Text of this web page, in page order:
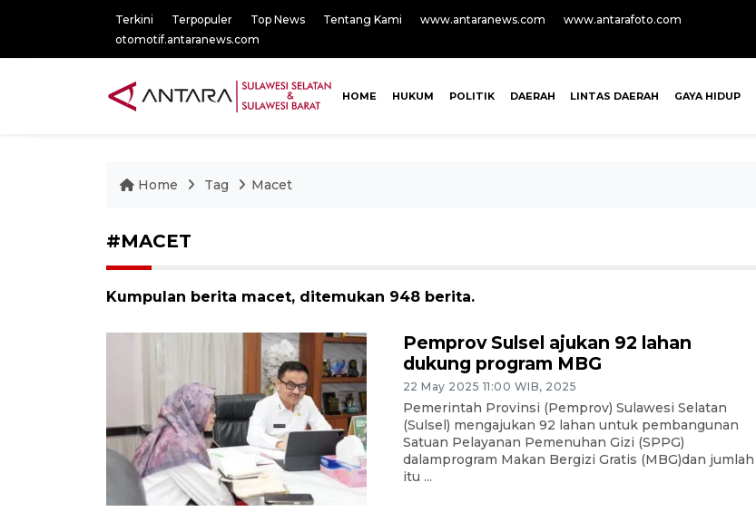
Terkini Terpopuler Top News Tentang Kami www.antaranews.com
www.antarafoto.com
otomotif.antaranews.com
HOME HUKUM POLITIK DAERAH LINTAS DAERAH GAYA HIDUP
Home Tag Macet
#MACET
Kumpulan berita macet, ditemukan 948 berita.
Pemprov Sulsel ajukan 92 lahan
dukung program MBG
22 May 2025 11:00 WIB, 2025
Pemerintah Provinsi (Pemprov) Sulawesi Selatan
(Sulsel) mengajukan 92 lahan untuk pembangunan
Satuan Pelayanan Pemenuhan Gizi (SPPG)
dalamprogram Makan Bergizi Gratis (MBG)dan jumlah
itu ...